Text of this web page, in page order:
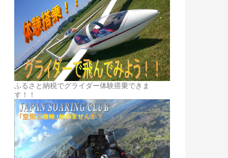
ふるさと納税でグライダー体験搭乗できま
す！！